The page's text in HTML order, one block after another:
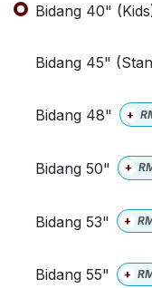
Bidang 40"
Bidang 45"
Bidang 48" +
Bidang 50" +
Bidang 53" +
Bidang 55" +